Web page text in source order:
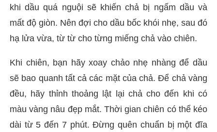
khi dầu quá nguội sẽ khiến chả bị ngấm dầu và
mất độ giòn. Nên đợi cho dầu bốc khói nhẹ, sau đó
hạ lửa vừa, từ từ cho từng miếng chả vào chiên.
Khi chiên, bạn hãy xoay chảo nhẹ nhàng để dầu
sẽ bao quanh tất cả các mặt của chả. Để chả vàng
đều, hãy thỉnh thoảng lật lại chả cho đến khi có
màu vàng nâu đẹp mắt. Thời gian chiên có thể kéo
dài từ 5 đến 7 phút. Đừng quên chuẩn bị một đĩa